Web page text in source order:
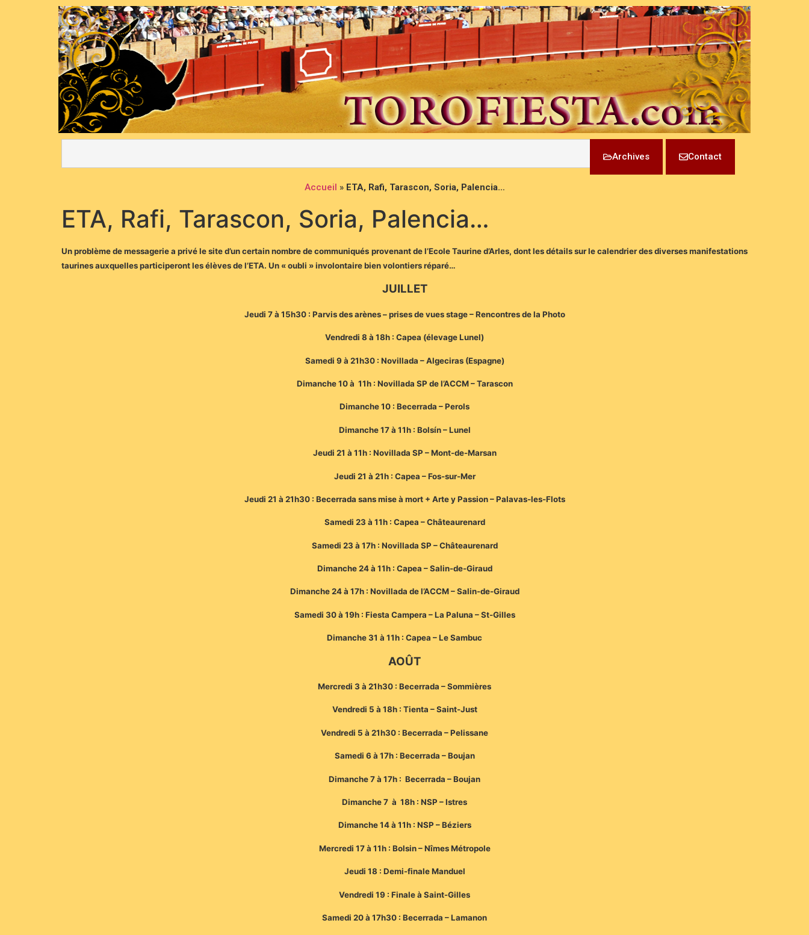
Archives Contact
Accueil » ETA, Rafi, Tarascon, Soria, Palencia…
ETA, Rafi, Tarascon, Soria, Palencia…
Un problème de messagerie a privé le site d’un certain nombre de communiqués provenant de l’Ecole Taurine d’Arles, dont les détails sur le calendrier des diverses manifestations
taurines auxquelles participeront les élèves de l’ETA. Un « oubli » involontaire bien volontiers réparé…
JUILLET
Jeudi 7 à 15h30 : Parvis des arènes – prises de vues stage – Rencontres de la Photo
Vendredi 8 à 18h : Capea (élevage Lunel)
Samedi 9 à 21h30 : Novillada – Algeciras (Espagne)
Dimanche 10 à 11h : Novillada SP de l’ACCM – Tarascon
Dimanche 10 : Becerrada – Perols
Dimanche 17 à 11h : Bolsín – Lunel
Jeudi 21 à 11h : Novillada SP – Mont-de-Marsan
Jeudi 21 à 21h : Capea – Fos-sur-Mer
Jeudi 21 à 21h30 : Becerrada sans mise à mort + Arte y Passion – Palavas-les-Flots
Samedi 23 à 11h : Capea – Châteaurenard
Samedi 23 à 17h : Novillada SP – Châteaurenard
Dimanche 24 à 11h : Capea – Salin-de-Giraud
Dimanche 24 à 17h : Novillada de l’ACCM – Salin-de-Giraud
Samedi 30 à 19h : Fiesta Campera – La Paluna – St-Gilles
Dimanche 31 à 11h : Capea – Le Sambuc
AOÛT
Mercredi 3 à 21h30 : Becerrada – Sommières
Vendredi 5 à 18h : Tienta – Saint-Just
Vendredi 5 à 21h30 : Becerrada – Pelissane
Samedi 6 à 17h : Becerrada – Boujan
Dimanche 7 à 17h : Becerrada – Boujan
Dimanche 7 à 18h : NSP – Istres
Dimanche 14 à 11h : NSP – Béziers
Mercredi 17 à 11h : Bolsin – Nîmes Métropole
Jeudi 18 : Demi-finale Manduel
Vendredi 19 : Finale à Saint-Gilles
Samedi 20 à 17h30 : Becerrada – Lamanon